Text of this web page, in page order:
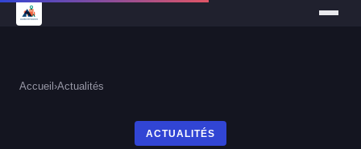
Accueil ›Actualités
ACTUALITÉS